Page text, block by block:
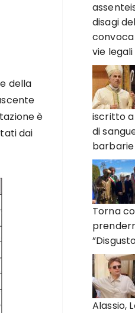
della
è
dai
disagi
convoca
vie
iscritto
di
barbarie
Torna
Alassio,